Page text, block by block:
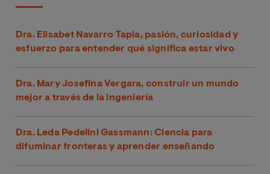
Dra. Elisabet Navarro Tapia, pasión, curiosidad y
esfuerzo para entender qué significa estar vivo
Dra. Mary Josefina Vergara, construir un mundo
mejor a través de la ingeniería
Dra. Leda Pedelini Gassmann: Ciencia para
difuminar fronteras y aprender enseñando